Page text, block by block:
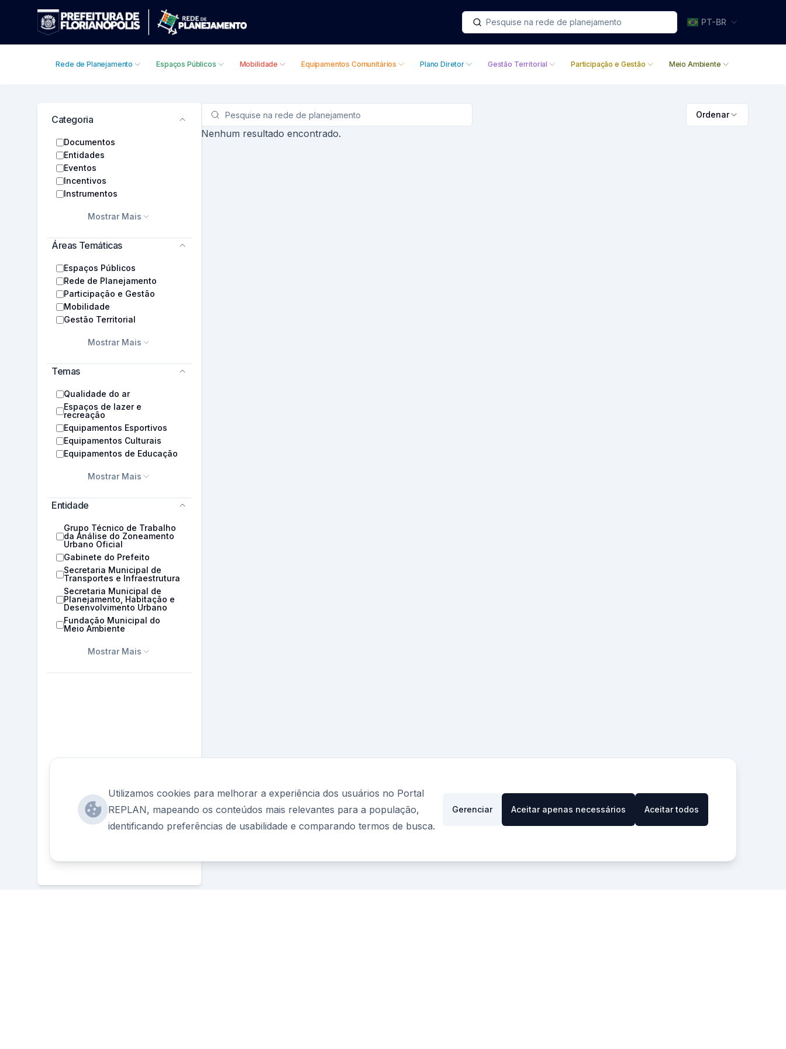
Utilizamos cookies para melhorar a experiência dos usuários no Portal
REPLAN, mapeando os conteúdos mais relevantes para a população,
identificando preferências de usabilidade e comparando termos de busca.
Gerenciar Aceitar apenas necessários Aceitar todos
PT-BR
Rede de Planejamento Espaços Públicos Mobilidade Equipamentos Comunitários Plano Diretor Gestão Territorial Participação e Gestão Meio Ambiente
Barra lateral de filtros
Categoria
Documentos
Entidades
Eventos
Incentivos
Instrumentos
Mostrar Mais
Áreas Temáticas
Espaços Públicos
Rede de Planejamento
Participação e Gestão
Mobilidade
Gestão Territorial
Mostrar Mais
Temas
Qualidade do ar
Espaços de lazer e
recreação
Equipamentos Esportivos
Equipamentos Culturais
Equipamentos de Educação
Mostrar Mais
Entidade
Grupo Técnico de Trabalho
da Análise do Zoneamento
Urbano Oficial
Gabinete do Prefeito
Secretaria Municipal de
Transportes e Infraestrutura
Secretaria Municipal de
Planejamento, Habitação e
Desenvolvimento Urbano
Fundação Municipal do
Meio Ambiente
Mostrar Mais
Ordenar
Nenhum resultado encontrado.